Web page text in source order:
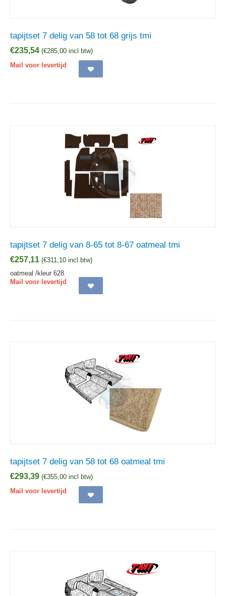
tapijtset 7 delig van 58 tot 68 grijs tmi
€235,54 (€285,00 incl btw)
Mail voor levertijd
tapijtset 7 delig van 8-65 tot 8-67 oatmeal tmi
€257,11 (€311,10 incl btw)
oatmeal /kleur 628
Mail voor levertijd
tapijtset 7 delig van 58 tot 68 oatmeal tmi
€293,39 (€355,00 incl btw)
Mail voor levertijd